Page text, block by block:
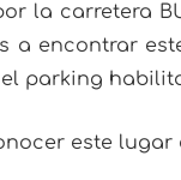
la carretera
a encontrar
parking
este